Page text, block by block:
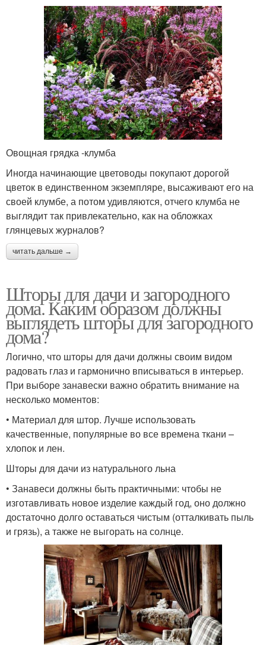
Овощная грядка -клумба
Иногда начинающие цветоводы покупают дорогой
цветок в единственном экземпляре, высаживают его на
своей клумбе, а потом удивляются, отчего клумба не
выглядит так привлекательно, как на обложках
глянцевых журналов?
читать дальше →
Шторы для дачи и загородного
дома. Каким образом должны
выглядеть шторы для загородного
дома?
Логично, что шторы для дачи должны своим видом
радовать глаз и гармонично вписываться в интерьер.
При выборе занавески важно обратить внимание на
несколько моментов:
• Материал для штор. Лучше использовать
качественные, популярные во все времена ткани –
хлопок и лен.
Шторы для дачи из натурального льна
• Занавеси должны быть практичными: чтобы не
изготавливать новое изделие каждый год, оно должно
достаточно долго оставаться чистым (отталкивать пыль
и грязь), а также не выгорать на солнце.